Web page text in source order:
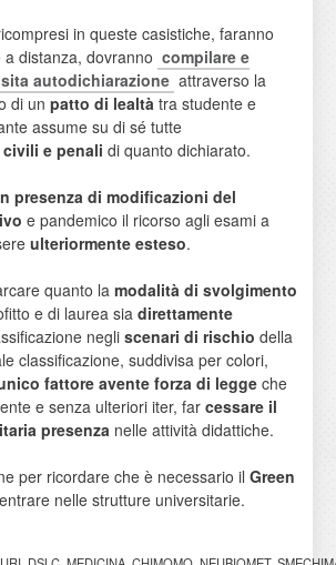
in queste casistiche, faranno
distanza, dovranno compilare e
autodichiarazione attraverso la
di un patto di lealtàtra studente e
assume su di sé tutte
e penali di quanto dichiarato.
presenza di modificazioni del
e pandemico il ricorso agli esami a
ulteriormente esteso.
quanto la modalità di svolgimento
e di laurea sia direttamente
negli scenari di rischio della
classificazione, suddivisa per colori,
fattore avente forza di leggeche
e senza ulteriori iter, far cessare il
presenzanelle attività didattiche.
per ricordare che è necessario il Green
nelle strutture universitarie.